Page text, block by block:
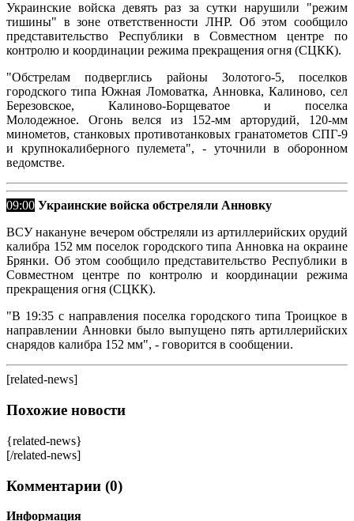
Украинские войска девять раз за сутки нарушили "режим
тишины" в зоне ответственности ЛНР. Об этом сообщило
представительство Республики в Совместном центре по
контролю и координации режима прекращения огня (СЦКК).
"Обстрелам подверглись районы Золотого-5, поселков
городского типа Южная Ломоватка, Анновка, Калиново, сел
Березовское, Калиново-Борщеватое и поселка
Молодежное. Огонь велся из 152-мм арторудий, 120-мм
минометов, станковых противотанковых гранатометов СПГ-9
и крупнокалиберного пулемета", - уточнили в оборонном
ведомстве.
09:00 Украинские войска обстреляли Анновку
ВСУ накануне вечером обстреляли из артиллерийских орудий
калибра 152 мм поселок городского типа Анновка на окраине
Брянки. Об этом сообщило представительство Республики в
Совместном центре по контролю и координации режима
прекращения огня (СЦКК).
"В 19:35 с направления поселка городского типа Троицкое в
направлении Анновки было выпущено пять артиллерийских
снарядов калибра 152 мм", - говорится в сообщении.
[related-news]
Похожие новости
{related-news}
[/related-news]
Комментарии (0)
Информация